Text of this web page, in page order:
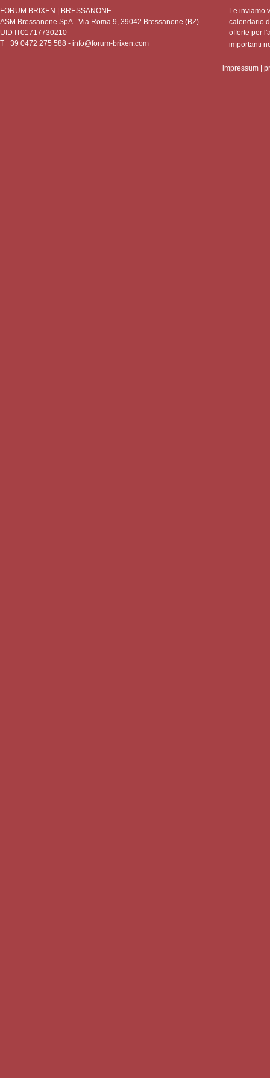
FORUM BRIXEN | BRESSANONE
ASM Bressanone SpA - Via Roma 9, 39042 Bressanone (BZ)
UID IT01717730210
T +39 0472 275 588 - info@forum-brixen.com
Le inviamo
calendario
offerte per
importanti
impressum